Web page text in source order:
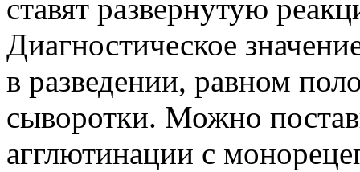
ставят развернутую
Диагностическое
в разведении, равном
сыворотки. Можно
агглютинации с